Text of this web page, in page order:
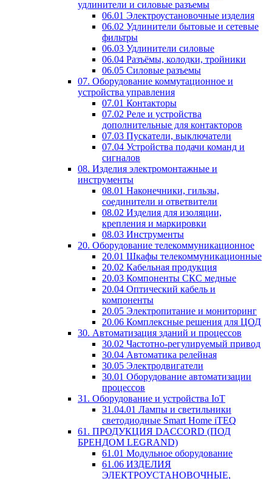
удлинители и силовые разъемы
06.01 Электроустановочные изделия
06.02 Удлинители бытовые и сетевые
фильтры
06.03 Удлинители силовые
06.04 Разъёмы, колодки, тройники
06.05 Силовые разъемы
07. Оборудование коммутационное и
устройства управления
07.01 Контакторы
07.02 Реле и устройства
дополнительные для контакторов
07.03 Пускатели, выключатели
07.04 Устройства подачи команд и
сигналов
08. Изделия электромонтажные и
инструменты
08.01 Наконечники, гильзы,
соединители и ответвители
08.02 Изделия для изоляции,
крепления и маркировки
08.03 Инструменты
20. Оборудование телекоммуникационное
20.01 Шкафы телекоммуникационные
20.02 Кабельная продукция
20.03 Компоненты СКС медные
20.04 Оптический кабель и
компоненты
20.05 Электропитание и мониторинг
20.06 Комплексные решения для ЦОД
30. Автоматизация зданий и процессов
30.02 Частотно-регулируемый привод
30.04 Автоматика релейная
30.05 Электродвигатели
30.01 Оборудование автоматизации
процессов
31. Оборудование и устройства IoT
31.04.01 Лампы и светильники
светодиодные Smart Home iTEQ
61. ПРОДУКЦИЯ DACCORD (ПОД
БРЕНДОМ LEGRAND)
61.01 Модульное оборудование
61.06 ИЗДЕЛИЯ
ЭЛЕКТРОУСТАНОВОЧНЫЕ,